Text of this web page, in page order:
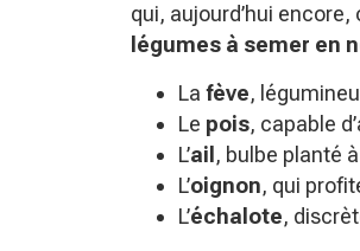
qui, aujourd’hui
légumes à semer en
La fève,
Le pois, capable
L’ail , bulbe planté
L’oignon, qui
L’échalote,